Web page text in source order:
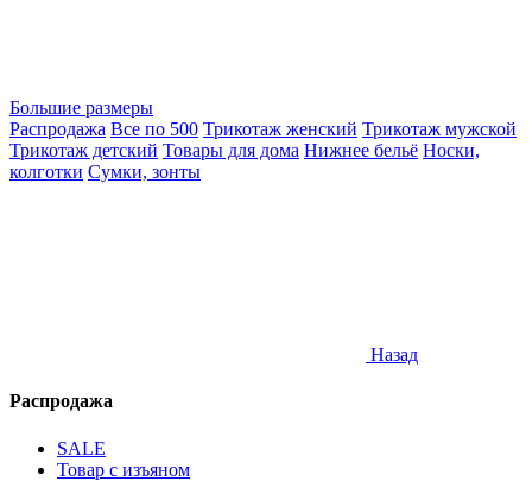
Большие размеры
Распродажа Все по 500 Трикотаж женский Трикотаж мужской
Трикотаж детский Товары для дома Нижнее бельё Носки,
колготки Сумки, зонты
Назад
Распродажа
SALE
Товар с изъяном